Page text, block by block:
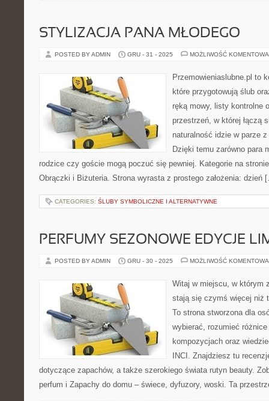
STYLIZACJA PANA MŁODEGO
POSTED BY ADMIN GRU - 31 - 2025 MOŻLIWOŚĆ
Przemowieniaslubne.pl to
które przygotowują ślub
ręką mowy, listy kontrolne
przestrzeń, w której łączą
naturalność idzie w parze
Dzięki temu zarówno para
rodzice czy goście mogą poczuć się pewniej. Kategorie na
Obrączki i Biżuteria. Strona wyrasta z prostego założenia: dzień
CATEGORIES: ŚLUBY SYMBOLICZNE I ALTERNATYWNE
PERFUMY SEZONOWE EDYCJE
POSTED BY ADMIN GRU - 30 - 2025 MOŻLIWOŚĆ
Witaj w miejscu, w którym
stają się czymś więcej niż
To strona stworzona dla
wybierać, rozumieć
kompozycjach oraz
INCI. Znajdziesz tu
dotyczące zapachów, a także szerokiego świata rutyn beauty.
perfum i Zapachy do domu – świece, dyfuzory, woski. Ta